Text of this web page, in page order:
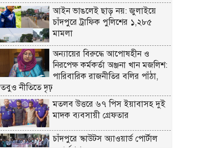
আইন ভাঙলেই ছাড় নয়: জুলাইয়ে
চাঁদপুরে ট্রাফিক পুলিশের ১,২৮৫
মামলা
অন্যায়ের বিরুদ্ধে আপোষহীন ও
নিরপেক্ষ কর্মকর্তা অঞ্জনা খান মজলিশ:
পারিবারিক রাজনীতির বলির পাঁঠা,
তবুও নীতিতে দৃঢ়
মতলব উত্তরে ৬৭ পিস ইয়াবাসহ দুই
মাদক ব্যবসায়ী গ্রেফতার
চাঁদপুরে স্কাউটস অ্যাওয়ার্ড পোর্টাল
ওয়ার্কশপ